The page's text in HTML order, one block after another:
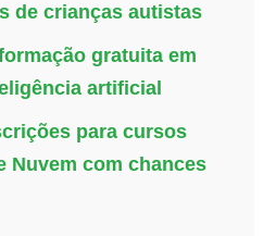
de crianças autistas
gratuita em
artificial
para cursos
Nuvem com chances